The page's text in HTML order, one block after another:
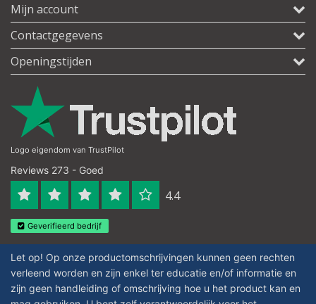
Mijn account
Contactgegevens
Openingstijden
Logo eigendom van TrustPilot
Reviews 273 - Goed
4.4
Geverifieerd bedrijf
Let op! Op onze productomschrijvingen kunnen geen rechten
verleend worden en zijn enkel ter educatie en/of informatie en
zijn geen handleiding of omschrijving hoe u het product kan en